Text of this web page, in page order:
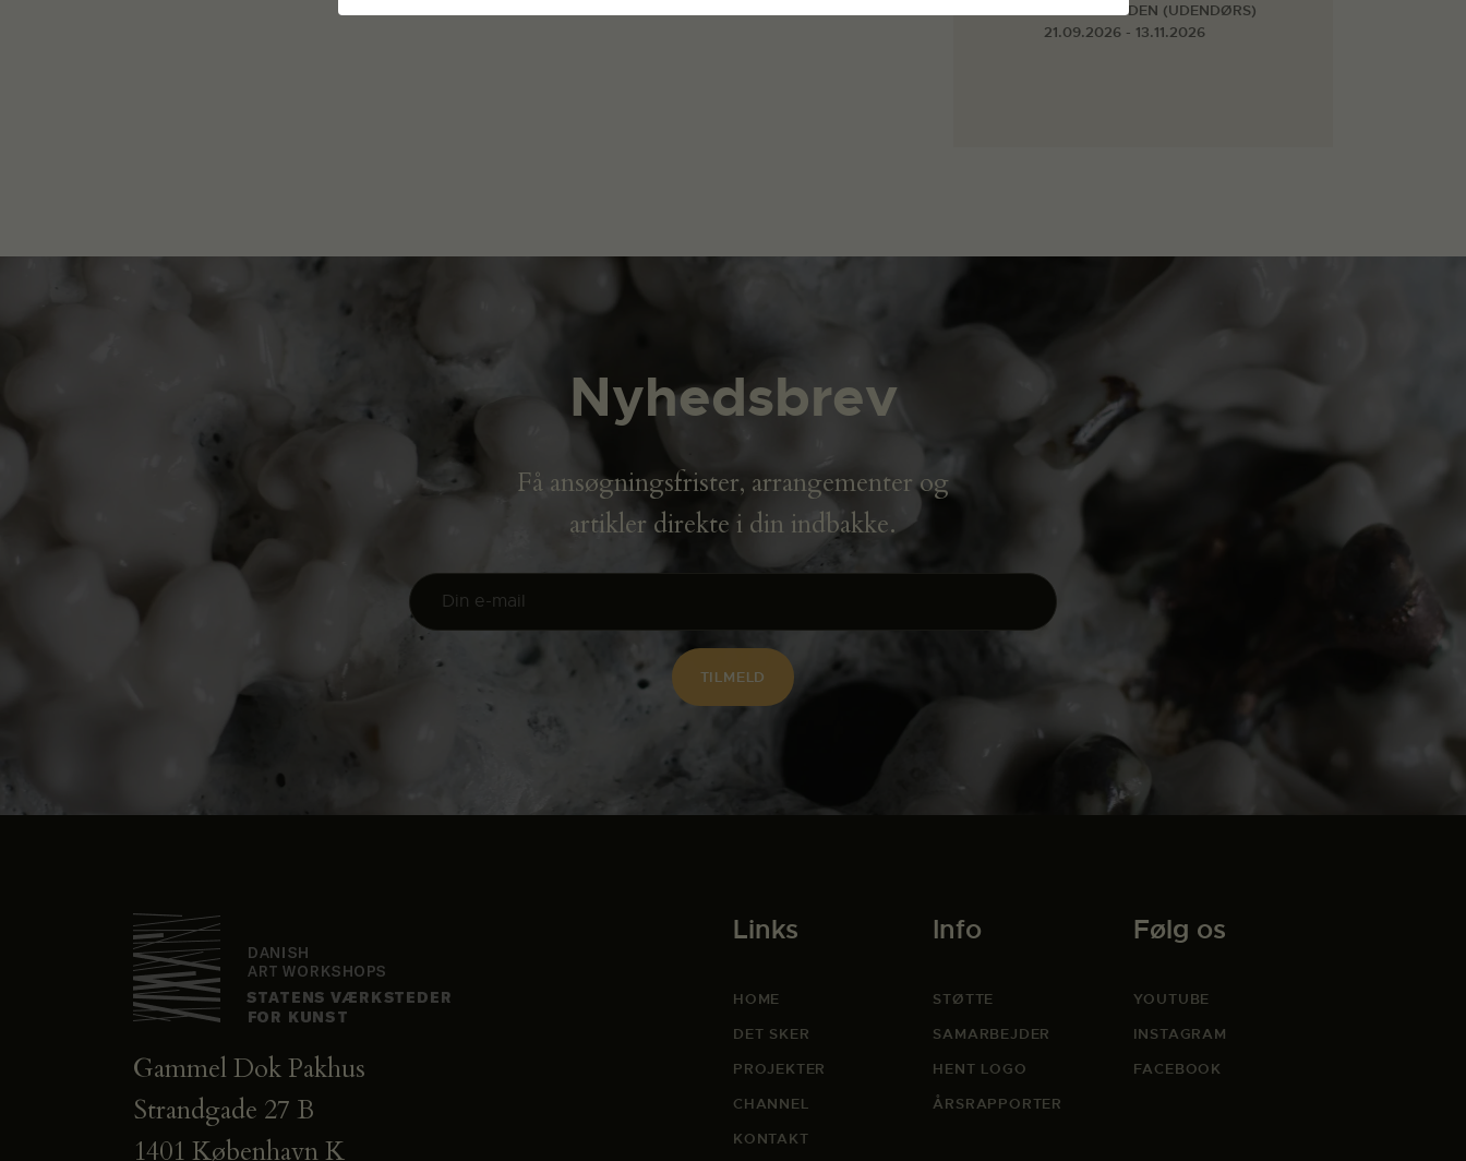
HUGGEGÅRDEN (UDENDØRS)
21.09.2026 - 13.11.2026
Nyhedsbrev
Få ansøgningsfrister, arrangementer og
artikler direkte i din indbakke.
Gammel Dok Pakhus
Strandgade 27 B
1401 København K
Links
HOME
DET SKER
PROJEKTER
CHANNEL
KONTAKT
Info
STØTTE
SAMARBEJDER
HENT LOGO
ÅRSRAPPORTER
Følg os
YOUTUBE
INSTAGRAM
FACEBOOK